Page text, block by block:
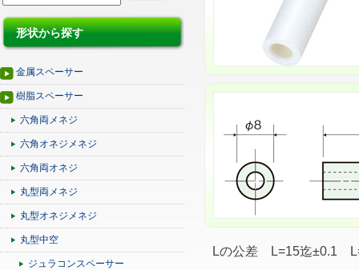
形状から探す
金属スペーサー
樹脂スペーサー
六角両メネジ
六角オネジメネジ
六角両オネジ
丸型両メネジ
丸型オネジメネジ
丸型中空
ジュラコンスペーサー
Lの公差 L=15迄±0.1